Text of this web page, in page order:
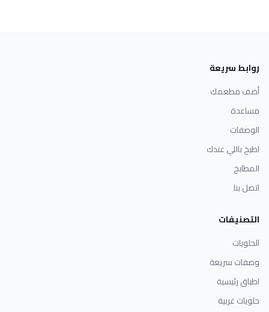
روابط سريعة
أضف مطعمك
مساعدة
الوصفات
اطبخ باللي عندك
المطابخ
اتصل بنا
التصنيفات
الحلويات
وصفات سريعة
اطباق رئيسية
حلويات غربية